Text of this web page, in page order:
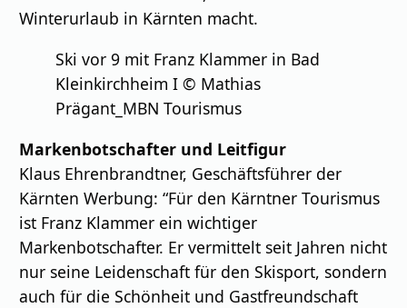
Winterurlaub in Kärnten macht.
Ski vor 9 mit Franz Klammer in Bad
Kleinkirchheim I © Mathias
Prägant_MBN Tourismus
Markenbotschafter und Leitﬁgur
Klaus Ehrenbrandtner, Geschäftsführer der
Kärnten Werbung: “Für den Kärntner Tourismus
ist Franz Klammer ein wichtiger
Markenbotschafter. Er vermittelt seit Jahren nicht
nur seine Leidenschaft für den Skisport, sondern
auch für die Schönheit und Gastfreundschaft